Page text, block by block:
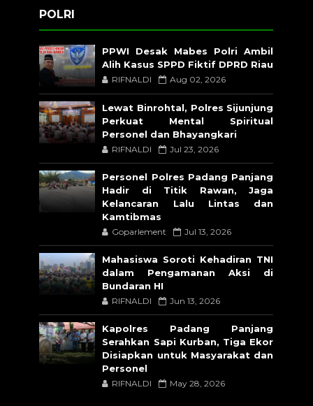
POLRI
PPWI Desak Mabes Polri Ambil
Alih Kasus SPPD Fiktif DPRD Riau
RIFNALDI Aug 02, 2026
Lewat Binrohtal, Polres Sijunjung
Perkuat Mental Spiritual
Personel dan Bhayangkari
RIFNALDI Jul 23, 2026
Personel Polres Padang Panjang
Hadir di Titik Rawan, Jaga
Kelancaran Lalu Lintas dan
Kamtibmas
Goparlement Jul 13, 2026
Mahasiswa Soroti Kehadiran TNI
dalam Pengamanan Aksi di
Bundaran HI
RIFNALDI Jun 13, 2026
Kapolres Padang Panjang
Serahkan Sapi Kurban, Tiga Ekor
Disiapkan untuk Masyarakat dan
Personel
RIFNALDI May 28, 2026